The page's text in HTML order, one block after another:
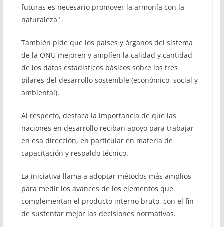
futuras es necesario promover la armonía con la
naturaleza".
También pide que los países y órganos del sistema
de la ONU mejoren y amplíen la calidad y cantidad
de los datos estadísticos básicos sobre los tres
pilares del desarrollo sostenible (económico, social y
ambiental).
Al respecto, destaca la importancia de que las
naciones en desarrollo reciban apoyo para trabajar
en esa dirección, en particular en materia de
capacitación y respaldo técnico.
La iniciativa llama a adoptar métodos más amplios
para medir los avances de los elementos que
complementan el producto interno bruto, con el fin
de sustentar mejor las decisiones normativas.